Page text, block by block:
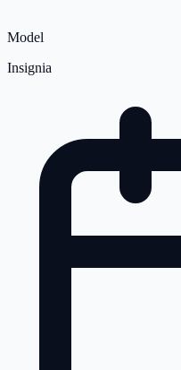
Model
Insignia